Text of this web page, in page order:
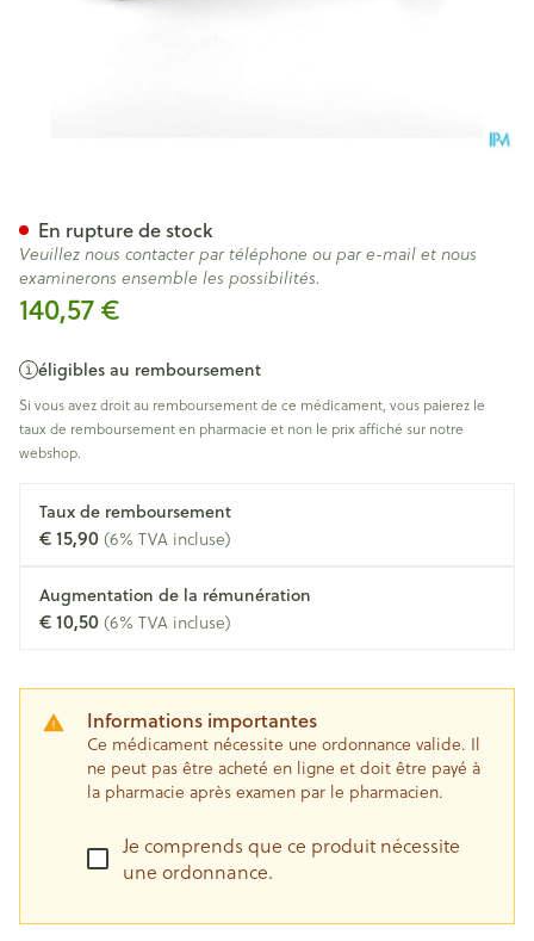
140,57 €
éligibles au remboursement
Si vous avez droit au remboursement de ce médicament, vous paierez le
taux de remboursement en pharmacie et non le prix affiché sur notre
webshop.
Taux de remboursement
€ 15,90(6% TVA incluse)
Augmentation de la rémunération
€ 10,50(6% TVA incluse)
Informations importantes
Ce médicament nécessite une ordonnance valide. Il
ne peut pas être acheté en ligne et doit être payé à
la pharmacie après examen par le pharmacien.
Je comprends que ce produit nécessite
une ordonnance.
En rupture de stock
Veuillez nous contacter par téléphone ou par e-mail et nous
examinerons ensemble les possibilités.